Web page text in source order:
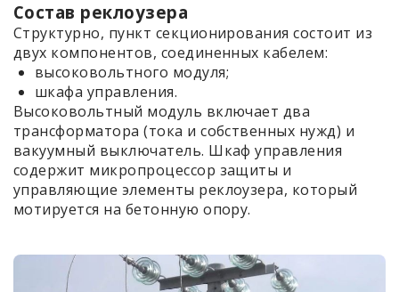
Состав реклоузера
Структурно, пункт секционирования состоит из
двух компонентов, соединенных кабелем:
высоковольтного модуля;
шкафа управления.
Высоковольтный модуль включает два
трансформатора (тока и собственных нужд) и
вакуумный выключатель. Шкаф управления
содержит микропроцессор защиты и
управляющие элементы реклоузера, который
мотируется на бетонную опору.